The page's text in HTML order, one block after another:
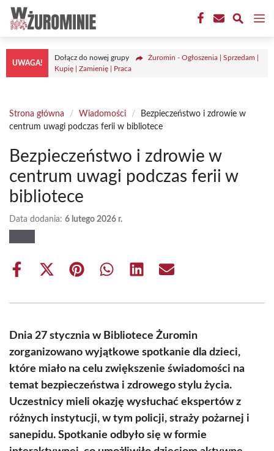
Przejdź
treści
UWAGA!
Dołącz do nowej grupy
Żuromin - Ogłoszenia | Sprzedam |
Kupię | Zamienię | Praca
Strona główna / Wiadomości /
Bezpieczeństwo i zdrowie w
centrum uwagi podczas ferii w bibliotece
Bezpieczeństwo i zdrowie w
centrum uwagi podczas ferii w
bibliotece
Data dodania: 6 lutego 2026 r.
Share
Share
(Twitter)
Share Share Share Share
Dnia 27 stycznia w Bibliotece Żuromin
zorganizowano wyjątkowe spotkanie dla dzieci,
które miało na celu zwiększenie świadomości na
temat bezpieczeństwa i zdrowego stylu życia.
Uczestnicy mieli okazję wysłuchać ekspertów z
różnych instytucji, w tym policji, straży pożarnej i
sanepidu. Spotkanie odbyło się w formie